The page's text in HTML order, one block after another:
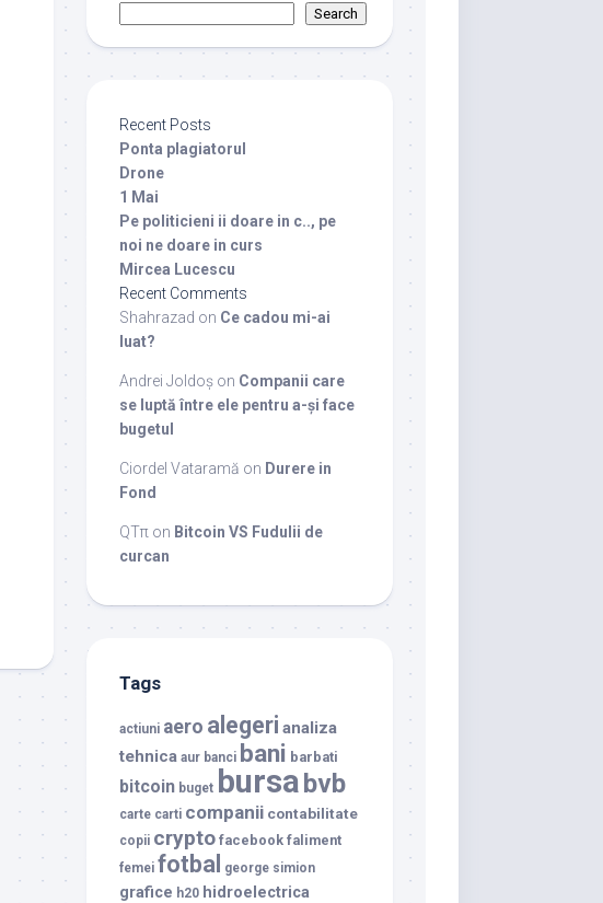
Search
Recent Posts
Ponta plagiatorul
Drone
1 Mai
Pe politicieni ii doare in c.., pe
noi ne doare in curs
Mircea Lucescu
Recent Comments
Shahrazad on Ce cadou mi-ai
luat?
Andrei Joldoș on Companii care
se luptă între ele pentru a-și face
bugetul
Ciordel Vataramă on Durere in
Fond
QTπ on Bitcoin VS Fudulii de
curcan
Tags
actiuni aero alegeri analiza
tehnica aur banci bani barbati
bitcoin buget bursabvb
carte carti companii contabilitate
copii crypto facebook faliment
femei fotbal george simion
grafice h20 hidroelectrica